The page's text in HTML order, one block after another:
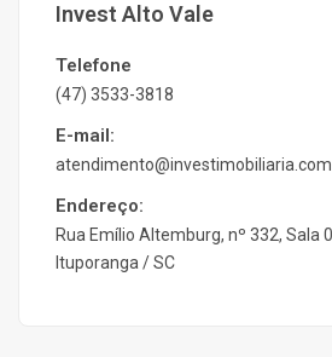
Invest Alto Vale
Telefone
(47) 3533-3818
E-mail:
atendimento@investimobiliaria.com
Endereço:
Rua Emílio Altemburg, nº 332, Sala
Ituporanga / SC